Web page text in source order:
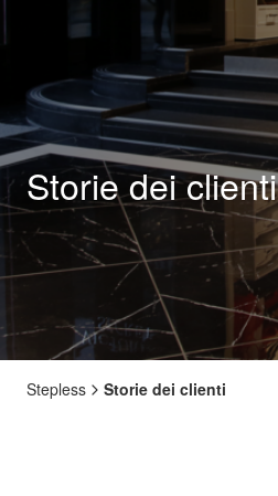
Storie dei clienti
Stepless Storie dei clienti